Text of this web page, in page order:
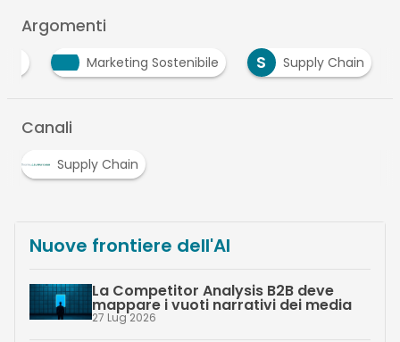
Argomenti
Marketing Sostenibile S Supply Chain
Canali
Supply Chain
Nuove frontiere dell'AI
La Competitor Analysis B2B deve
mappare i vuoti narrativi dei media
27 Lug 2026